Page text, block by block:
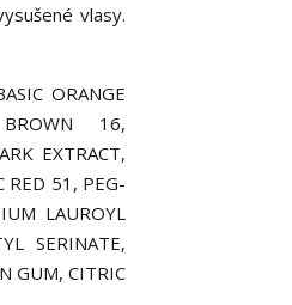
vlasy.
ORANGE
16,
EXTRACT,
RED 51, PEG-
LAUROYL
SERINATE,
GUM, CITRIC